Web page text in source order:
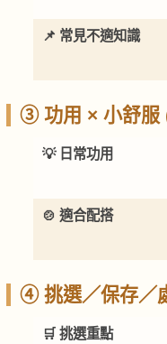
📌 常見不適知識
③ 功用 × 小舒服
💡 日常功用
🍲 適合配搭
④ 挑選／保存／
🛒 挑選重點